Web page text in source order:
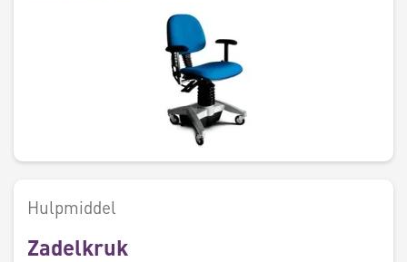
Hulpmiddel
Zadelkruk